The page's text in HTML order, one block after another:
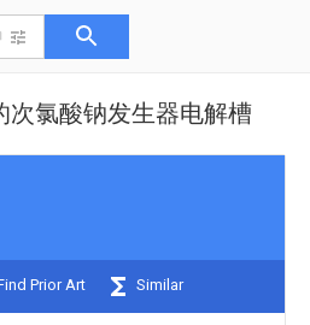
次氯酸钠发生器电解槽
Prior Art Similar